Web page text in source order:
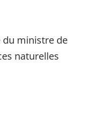
du ministre de
naturelles